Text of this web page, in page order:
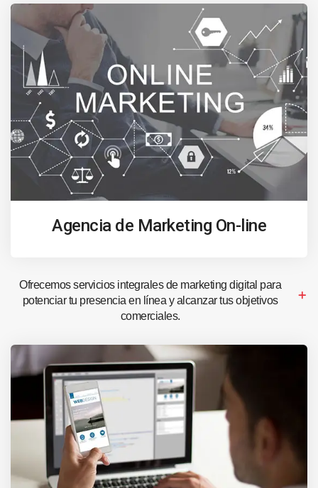
Agencia de Marketing On-line
Ofrecemos servicios integrales de marketing digital para
potenciar tu presencia en línea y alcanzar tus objetivos
comerciales.